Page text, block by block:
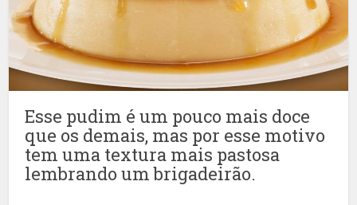
Esse pudim é um pouco mais doce
que os demais, mas por esse motivo
tem uma textura mais pastosa
lembrando um brigadeirão.